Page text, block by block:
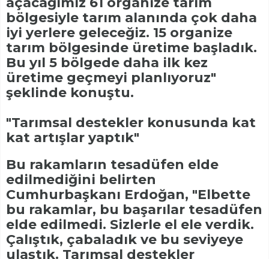
bölgesiyle tarım alanında çok daha
iyi yerlere geleceğiz. 15 organize
tarım bölgesinde üretime başladık.
Bu yıl 5 bölgede daha ilk kez
üretime geçmeyi planlıyoruz"
şeklinde konuştu.
"Tarımsal destekler konusunda kat
kat artışlar yaptık"
Bu rakamların tesadüfen elde
edilmediğini belirten
Cumhurbaşkanı Erdoğan, "Elbette
bu rakamlar, bu başarılar tesadüfen
elde edilmedi. Sizlerle el ele verdik.
Çalıştık, çabaladık ve bu seviyeye
ulaştık. Tarımsal destekler